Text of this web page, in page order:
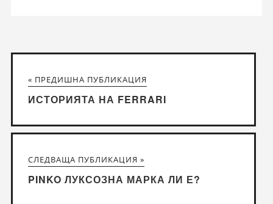
« ПРЕДИШНА ПУБЛИКАЦИЯ
ИСТОРИЯТА НА FERRARI
СЛЕДВАЩА ПУБЛИКАЦИЯ »
PINKO ЛУКСОЗНА МАРКА ЛИ Е?